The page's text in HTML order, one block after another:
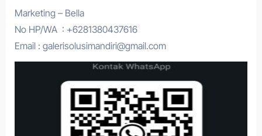
Marketing – Bella
No HP/WA : +6281380437616
Email : galerisolusimandiri@gmail.com